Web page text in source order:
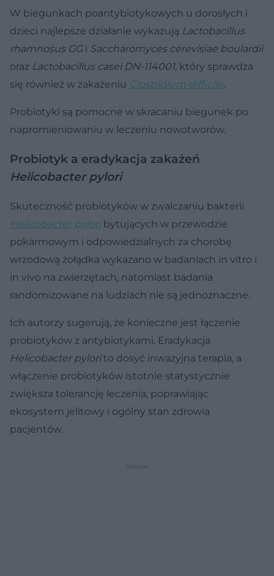
W biegunkach poantybiotykowych u dorosłych i
dzieci najlepsze działanie wykazują Lactobacillus
rhamnosus GGi Saccharomyces cerevisiae boulardii
oraz Lactobacillus casei DN-114001, który sprawdza
się również w zakażeniu Clostridium difficile.
Probiotyki są pomocne w skracaniu biegunek po
napromieniowaniu w leczeniu nowotworów.
Probiotyk a eradykacja zakażeń
Helicobacter pylori
Skuteczność probiotyków w zwalczaniu bakterii
Helicobacter pyloribytujących w przewodzie
pokarmowym i odpowiedzialnych za chorobę
wrzodową żołądka wykazano w badaniach in vitro i
in vivo na zwierzętach, natomiast badania
randomizowane na ludziach nie są jednoznaczne.
Ich autorzy sugerują, że konieczne jest łączenie
probiotyków z antybiotykami. Eradykacja
Helicobacter pylorito dosyć inwazyjna terapia, a
włączenie probiotyków istotnie statystycznie
zwiększa tolerancję leczenia, poprawiając
ekosystem jelitowy i ogólny stan zdrowia
pacjentów.